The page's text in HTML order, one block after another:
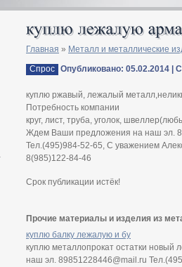
Главная » Металл и металлические
Спрос Опубликовано: 05.02.2014 |
куплю ржавый, лежалый
Потребность компании
круг, лист, труба, уголок,
Ждем Ваши предложения на наш эл.
Тел.(495)984-52-65, С уважением
8(985)122-84-46
Срок публикации истёк!
Прочие материалы и изделия из
куплю балку лежалую и бу
куплю металлопрокат остатки
наш эл. 89851228446@mail.ru